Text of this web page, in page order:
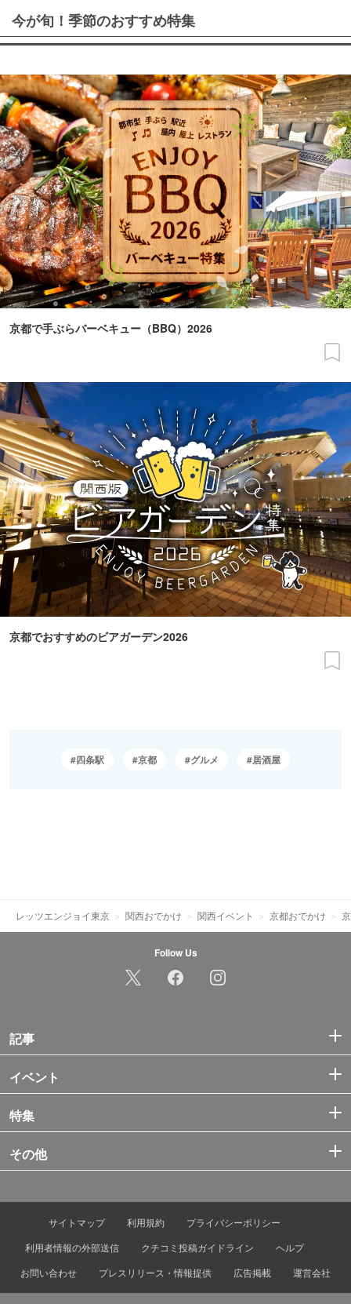
今が旬！季節のおすすめ特集
京都で手ぶらバーベキュー（BBQ）2026
京都でおすすめのビアガーデン2026
四条駅 京都 グルメ 居酒屋
レッツエンジョイ東京 関西おでかけ 関西イベント 京都おでかけ
Follow Us
記事
イベント
特集
その他
サイトマップ 利用規約
プライバシーポリシー
利用者情報の外部送信
クチコミ投稿ガイドライン
ヘルプ
お問い合わせ
プレスリリース・情報提供 広告掲載 運営会社